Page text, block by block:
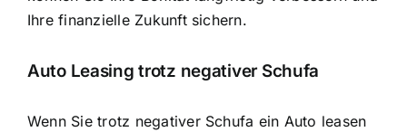
Ihre finanzielle Zukunft sichern.
Auto Leasing trotz negativer Schufa
Wenn Sie trotz negativer Schufa ein Auto leasen